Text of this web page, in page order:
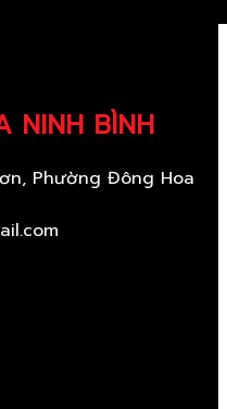
NINH BÌNH
Phường Đông Hoa